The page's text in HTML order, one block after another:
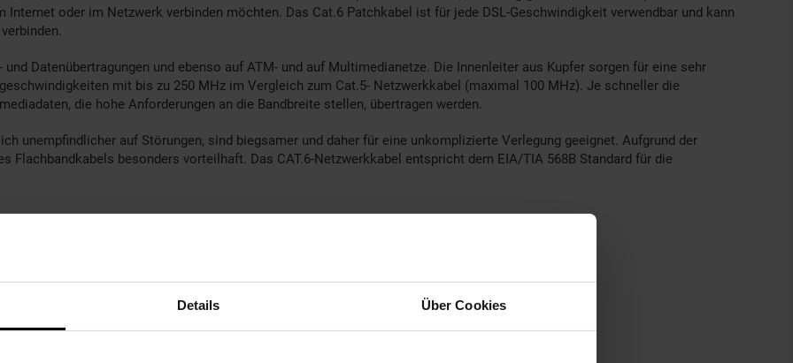
Details Über Cookies
oder im Netzwerk verbinden möchten. Das Cat.6 Patchkabel ist für jede DSL-Geschwindigkeit verwendbar und kann
Datenübertragungen und ebenso auf ATM- und auf Multimedianetze. Die Innenleiter aus Kupfer sorgen für eine sehr
mit bis zu 250 MHz im Vergleich zum Cat.5- Netzwerkkabel (maximal 100 MHz). Je schneller die
die hohe Anforderungen an die Bandbreite stellen, übertragen werden.
unempfindlicher auf Störungen, sind biegsamer und daher für eine unkomplizierte Verlegung geeignet. Aufgrund der
Flachbandkabels besonders vorteilhaft. Das CAT.6-Netzwerkkabel entspricht dem EIA/TIA 568B Standard für die
RJ45 Stecker